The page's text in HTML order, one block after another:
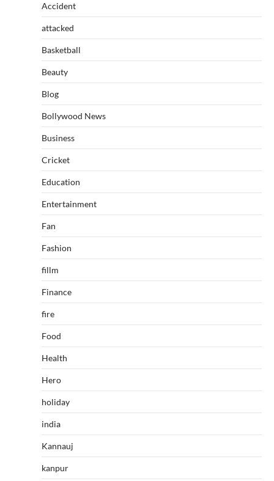
Accident
attacked
Basketball
Beauty
Blog
Bollywood News
Business
Cricket
Education
Entertainment
Fan
Fashion
fillm
Finance
fire
Food
Health
Hero
holiday
india
Kannauj
kanpur